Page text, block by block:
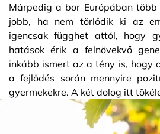
Márpedig a bor Európában
jobb, ha nem törlődik ki az
igencsak függhet attól, hogy
hatások érik a felnövekvő
inkább ismert az a tény is, hogy
a fejlődés során mennyire
gyermekekre. A két dolog itt